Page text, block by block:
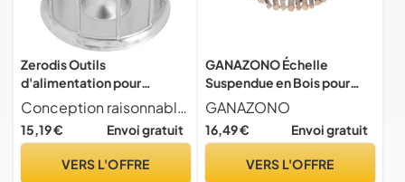
Zerodis Outils
d'alimentation pour
Reptiles Fournitures
d'éclosion de Reptiles
Bassin 'Alimentation pour
Nourriture et l'eau Facile à
Conception raisonnable La conception du cylindre creux permet la distribution de la nourriture sur les bords, favorisant ainsi une alimentation sociable parmi les tortues.
15,19 € Envoi gratuit
VERS L'OFFRE
GANAZONO Échelle
Suspendue en Bois pour
Lézard Domestique, Pont
Décoratif 7 Cm De Large,
Accessoire Terrarium pour
pour Petits Reptiles Actifs
GANAZONO
16,49 € Envoi gratuit
VERS L'OFFRE